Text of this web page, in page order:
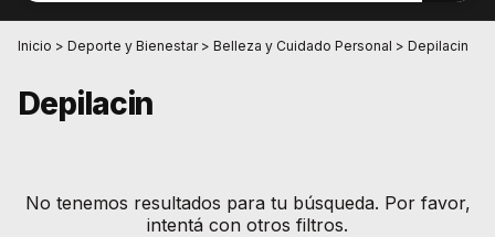
Inicio > Deporte y Bienestar > Belleza y Cuidado Personal > Depilacin
Depilacin
No tenemos resultados para tu búsqueda. Por favor,
intentá con otros filtros.